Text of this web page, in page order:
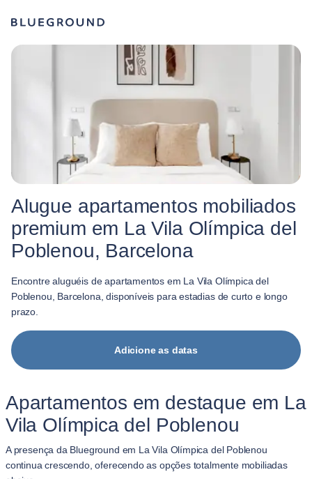
Alugue apartamentos mobiliados
premium em La Vila Olímpica del
Poblenou, Barcelona
Encontre aluguéis de apartamentos em La Vila Olímpica del
Poblenou, Barcelona, disponíveis para estadias de curto e longo
prazo.
Adicione as datas
Apartamentos em destaque em La
Vila Olímpica del Poblenou
A presença da Blueground em La Vila Olímpica del Poblenou
continua crescendo, oferecendo as opções totalmente mobiliadas